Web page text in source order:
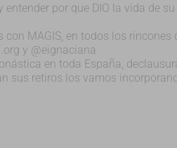
por que DIO la vida de
MAGIS, en todos los
y @eignaciana
en toda España,
sus retiros los vamos